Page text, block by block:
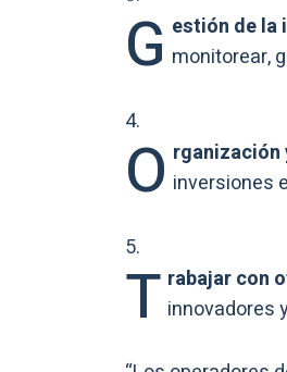
G estión de
monitorear,
O rganización
inversiones
T rabajar con
innovadores